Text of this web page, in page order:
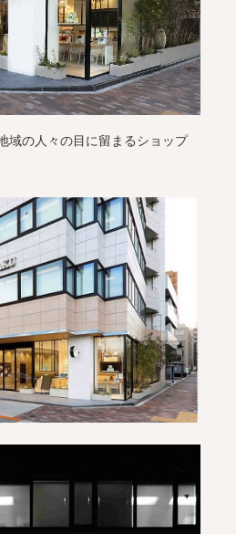
域の人々の目に留まるショップ